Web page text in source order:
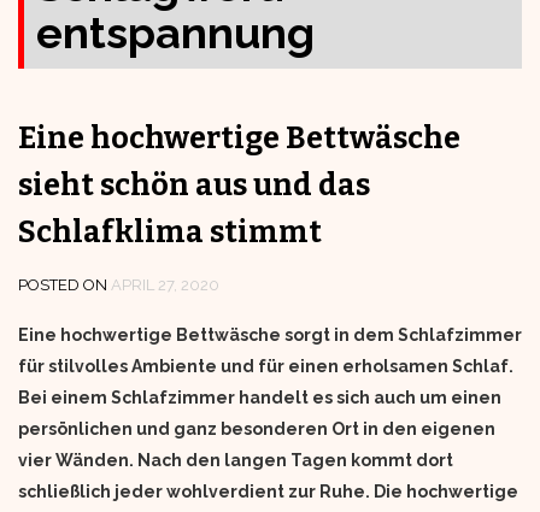
entspannung
Eine hochwertige Bettwäsche
sieht schön aus und das
Schlafklima stimmt
POSTED ON APRIL 27, 2020
Eine hochwertige Bettwäsche sorgt in dem Schlafzimmer
für stilvolles Ambiente und für einen erholsamen Schlaf.
Bei einem Schlafzimmer handelt es sich auch um einen
persönlichen und ganz besonderen Ort in den eigenen
vier Wänden. Nach den langen Tagen kommt dort
schließlich jeder wohlverdient zur Ruhe. Die hochwertige